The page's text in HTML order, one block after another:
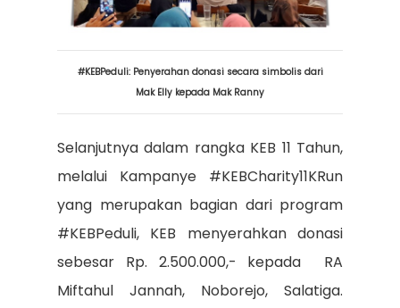
#KEBPeduli: Penyerahan donasi secara simbolis dari
Mak Elly kepada Mak Ranny
Selanjutnya dalam rangka KEB 11 Tahun,
melalui Kampanye #KEBCharity11KRun
yang merupakan bagian dari program
#KEBPeduli, KEB menyerahkan donasi
sebesar Rp. 2.500.000,- kepada
RA
Miftahul Jannah, Noborejo, Salatiga.